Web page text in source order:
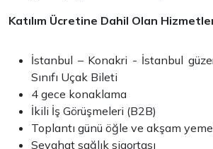
Katılım Ücretine Dahil Olan
İstanbul – Konakri - İstanbul
Sınıfı Uçak Bileti
4 gece konaklama
İkili İş Görüşmeleri (B2B)
Toplantı günü öğle ve akşam
Seyahat sağlık sigortası